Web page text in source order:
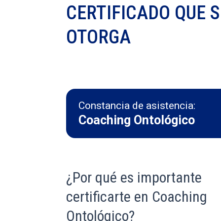
CERTIFICADO QUE
OTORGA
Constancia de asistencia:
Coaching Ontológico
¿Por qué es importante
certificarte en Coaching
Ontológico?